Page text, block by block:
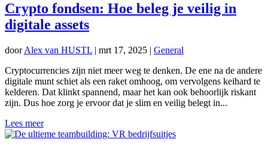
Crypto fondsen: Hoe beleg je veilig in
digitale assets
doorAlex van HUSTL | mrt 17, 2025 | General
Cryptocurrencies zijn niet meer weg te denken. De ene na de andere
digitale munt schiet als een raket omhoog, om vervolgens keihard te
kelderen. Dat klinkt spannend, maar het kan ook behoorlijk riskant
zijn. Dus hoe zorg je ervoor dat je slim en veilig belegt in...
Lees meer